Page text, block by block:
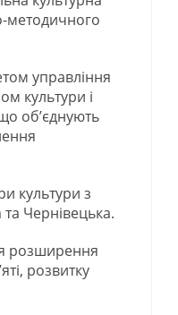
методичного
управління
культури і
об’єднують
культури з
Чернівецька.
розширення
розвитку